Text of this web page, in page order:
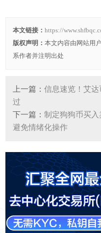
本文链接： https://
版权声明： 本文内容由网站用
系作者并注明出处
上一篇： 信息速览！艾
过
下一篇： 制定狗狗币买
避免情绪化操作